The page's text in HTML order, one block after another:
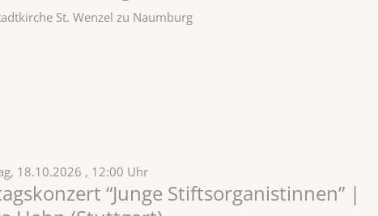
St. Wenzel zu Naumburg
18.10.2026 , 12:00 Uhr
“Junge Stiftsorganistinnen” |